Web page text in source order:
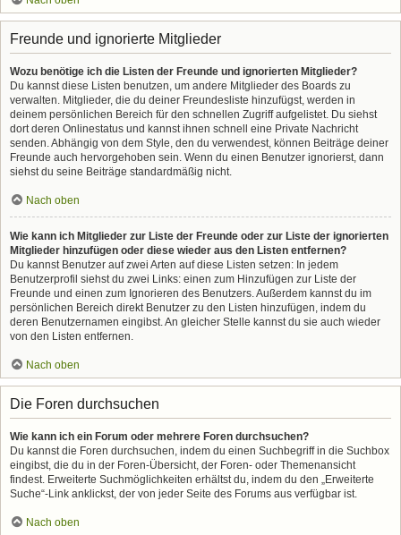
Freunde und ignorierte Mitglieder
Wozu benötige ich die Listen der Freunde und ignorierten Mitglieder?
Du kannst diese Listen benutzen, um andere Mitglieder des Boards zu
verwalten. Mitglieder, die du deiner Freundesliste hinzufügst, werden in
deinem persönlichen Bereich für den schnellen Zugriff aufgelistet. Du siehst
dort deren Onlinestatus und kannst ihnen schnell eine Private Nachricht
senden. Abhängig von dem Style, den du verwendest, können Beiträge deiner
Freunde auch hervorgehoben sein. Wenn du einen Benutzer ignorierst, dann
siehst du seine Beiträge standardmäßig nicht.
Nach oben
Wie kann ich Mitglieder zur Liste der Freunde oder zur Liste der ignorierten
Mitglieder hinzufügen oder diese wieder aus den Listen entfernen?
Du kannst Benutzer auf zwei Arten auf diese Listen setzen: In jedem
Benutzerprofil siehst du zwei Links: einen zum Hinzufügen zur Liste der
Freunde und einen zum Ignorieren des Benutzers. Außerdem kannst du im
persönlichen Bereich direkt Benutzer zu den Listen hinzufügen, indem du
deren Benutzernamen eingibst. An gleicher Stelle kannst du sie auch wieder
von den Listen entfernen.
Nach oben
Die Foren durchsuchen
Wie kann ich ein Forum oder mehrere Foren durchsuchen?
Du kannst die Foren durchsuchen, indem du einen Suchbegriff in die Suchbox
eingibst, die du in der Foren-Übersicht, der Foren- oder Themenansicht
findest. Erweiterte Suchmöglichkeiten erhältst du, indem du den „Erweiterte
Suche“-Link anklickst, der von jeder Seite des Forums aus verfügbar ist.
Nach oben